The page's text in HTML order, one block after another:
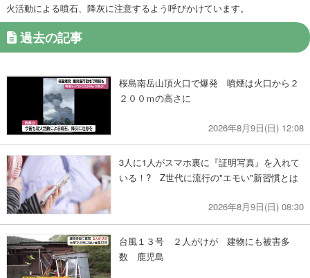
火活動による噴石、降灰に注意するよう呼びかけています。
過去の記事
桜島南岳山頂火口で爆発 噴煙は火口から２
２００ｍの高さに
2026年8月9日(日) 12:08
3人に1人がスマホ裏に『証明写真』を入れて
いる！? Z世代に流行の"エモい"新習慣とは
2026年8月9日(日) 08:30
台風１３号 ２人がけが 建物にも被害多
数 鹿児島